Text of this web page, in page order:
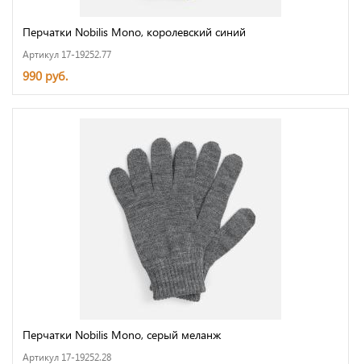
Перчатки Nobilis Mono, королевский синий
Артикул 17-19252.77
990 руб.
Перчатки Nobilis Mono, серый меланж
Артикул 17-19252.28